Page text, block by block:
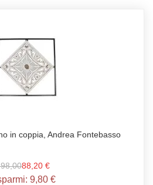
in coppia, Andrea Fontebasso
88,20 €
9,80 €